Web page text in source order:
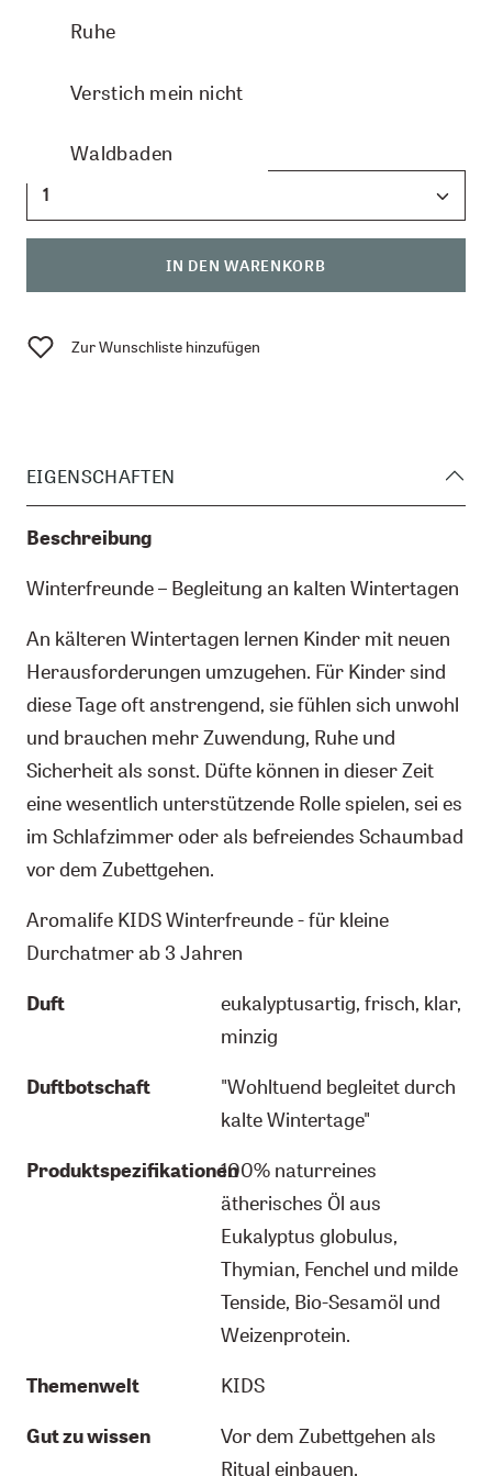
Ruhe
Verstich mein nicht
Waldbaden
verfügbar
CHF 12.50
Anzahl:
IN DEN WARENKORB
Zur Wunschliste hinzufügen
EIGENSCHAFTEN
Beschreibung
Winterfreunde – Begleitung an kalten Wintertagen
An kälteren Wintertagen lernen Kinder mit neuen
Herausforderungen umzugehen. Für Kinder sind
diese Tage oft anstrengend, sie fühlen sich unwohl
und brauchen mehr Zuwendung, Ruhe und
Sicherheit als sonst. Düfte können in dieser Zeit
eine wesentlich unterstützende Rolle spielen, sei es
im Schlafzimmer oder als befreiendes Schaumbad
vor dem Zubettgehen.
Aromalife KIDS Winterfreunde - für kleine
Durchatmer ab 3 Jahren
Duft
eukalyptusartig, frisch, klar,
minzig
Duftbotschaft
"Wohltuend begleitet durch
kalte Wintertage"
Produktspezifikationen100% naturreines
ätherisches Öl aus
Eukalyptus globulus,
Thymian, Fenchel und milde
Tenside, Bio-Sesamöl und
Weizenprotein.
Themenwelt
KIDS
Gut zu wissen
Vor dem Zubettgehen als
Ritual einbauen.